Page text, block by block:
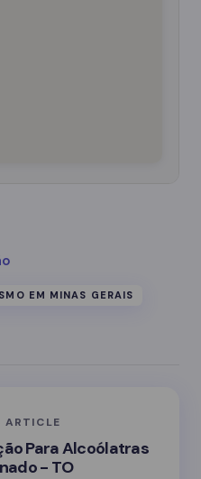
EM MINAS GERAIS
ARTICLE
Para Alcoólatras
- TO